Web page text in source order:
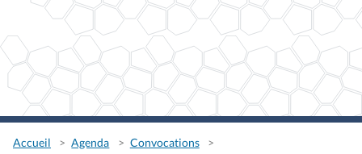
Accueil Agenda
Convocations